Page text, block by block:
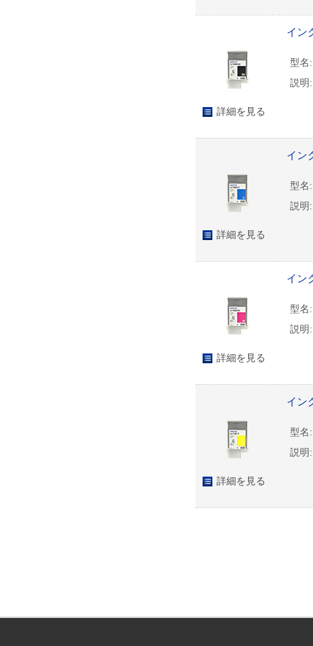
詳細を見る
イン
型名:
説明:
詳細を見る
イン
型名:
説明:
詳細を見る
イン
型名:
説明:
詳細を見る
イン
型名:
説明: